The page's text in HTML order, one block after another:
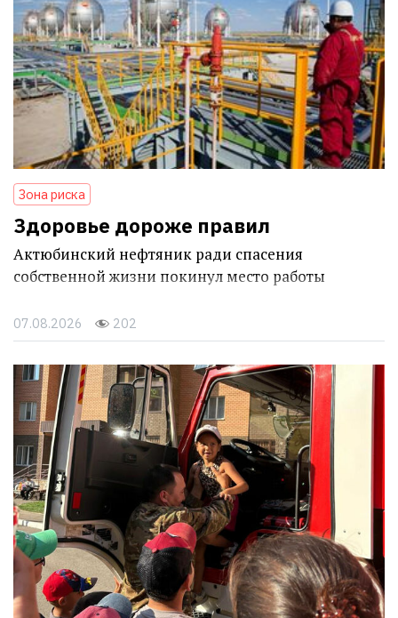
Зона риска
Здоровье дороже правил
Актюбинский нефтяник ради спасения
собственной жизни покинул место работы
07.08.2026 202